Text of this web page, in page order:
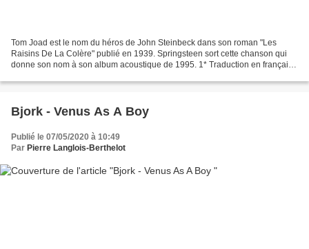
Tom Joad est le nom du héros de John Steinbeck dans son roman "Les
Raisins De La Colère" publié en 1939. Springsteen sort cette chanson qui
donne son nom à son album acoustique de 1995. 1* Traduction en français
Bjork - Venus As A Boy
Publié le 07/05/2020 à 10:49
Par Pierre Langlois-Berthelot